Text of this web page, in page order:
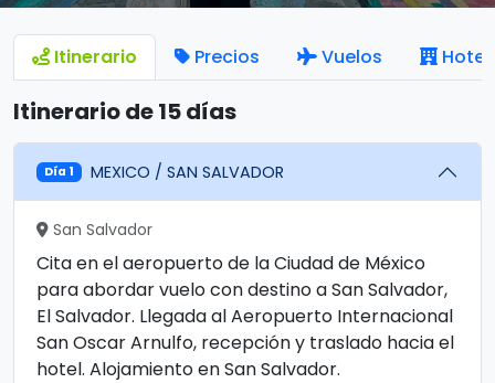
Itinerario Precios Vuelos
Itinerario de 15 días
Día 1 MEXICO / SAN SALVADOR
San Salvador
Cita en el aeropuerto de la Ciudad de México
para abordar vuelo con destino a San Salvador,
El Salvador. Llegada al Aeropuerto Internacional
San Oscar Arnulfo, recepción y traslado hacia el
hotel. Alojamiento en San Salvador.